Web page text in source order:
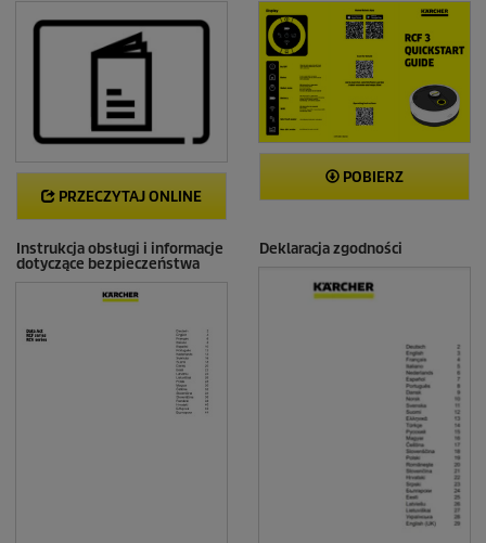
PRZECZYTAJ ONLINE
POBIERZ
Instrukcja obsługi i informacje
dotyczące bezpieczeństwa
Deklaracja zgodności